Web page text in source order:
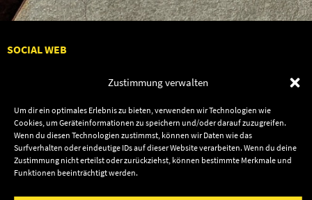
Zustimmung verwalten
Um dir ein optimales Erlebnis zu bieten, verwenden wir Technologien wie
Cookies, um Geräteinformationen zu speichern und/oder darauf zuzugreifen.
Wenn du diesen Technologien zustimmst, können wir Daten wie das
Surfverhalten oder eindeutige IDs auf dieser Website verarbeiten. Wenn du deine
Zustimmung nicht erteilst oder zurückziehst, können bestimmte Merkmale und
Funktionen beeinträchtigt werden.
SOCIAL WEB
Audiolith
News
Artists
Contact Us
Dates
Shop